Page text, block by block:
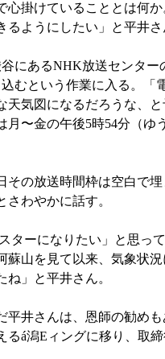
掛けていることとは何
ようにしたい」と平井
にあるNHK放送センタ
むという作業に入る。
天気図になるだろうな、
〜金の午後5時54分（ゆ
の放送時間枠は空白で
わやかに話す。
ーになりたい」と思っ
蘇山を見て以来、気象状
」と平井さん。
井さんは、恩師の勧め
á潟Eィングに移り、取